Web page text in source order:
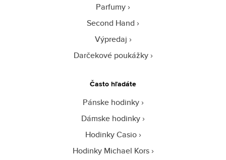
Parfumy
Second Hand
Výpredaj
Darčekové poukážky
Často hľadáte
Pánske hodinky
Dámske hodinky
Hodinky Casio
Hodinky Michael Kors